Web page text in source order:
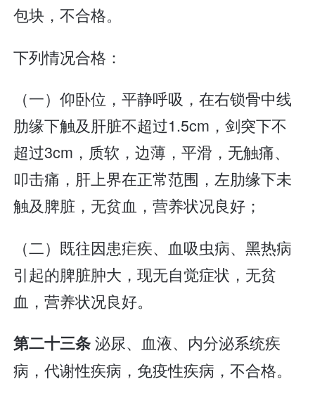
包块，不合格。
下列情况合格：
（一）仰卧位，平静呼吸，在右锁骨中线
肋缘下触及肝脏不超过1.5cm，剑突下不
超过3cm，质软，边薄，平滑，无触痛、
叩击痛，肝上界在正常范围，左肋缘下未
触及脾脏，无贫血，营养状况良好；
（二）既往因患疟疾、血吸虫病、黑热病
引起的脾脏肿大，现无自觉症状，无贫
血，营养状况良好。
第二十三条泌尿、血液、内分泌系统疾
病，代谢性疾病，免疫性疾病，不合格。